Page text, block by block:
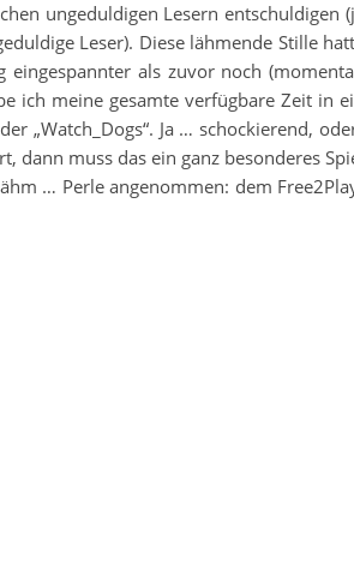
ungeduldigen Lesern entschuldigen
Leser). Diese lähmende Stille
als zuvor noch
ich meine gesamte verfügbare Zeit in
„Watch_Dogs“. Ja … schockierend,
dann muss das ein ganz besonderes
… Perle angenommen: dem